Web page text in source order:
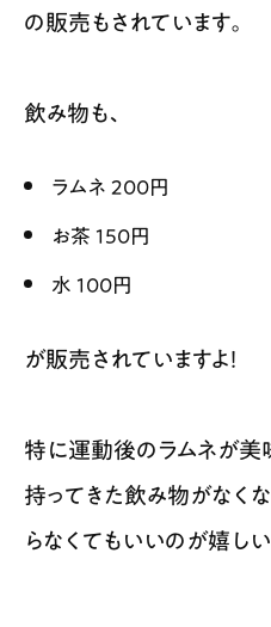
の販売もされています。
飲み物も、
ラムネ 200円
お茶 150円
水 100円
が販売されていますよ！
特に運動後のラムネが美味
持ってきた飲み物がなくな
らなくてもいいのが嬉し